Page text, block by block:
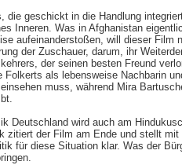
die geschickt in die Handlung
Inneren. Was in Afghanistan
aufeinanderstoßen, will dieser Film
der Zuschauer, darum, ihr
der seinen besten Freund
Folkerts als lebensweise Nachbarin
muss, während Mira
Deutschland wird auch am
zitiert der Film am Ende und stellt
für diese Situation klar. Was der